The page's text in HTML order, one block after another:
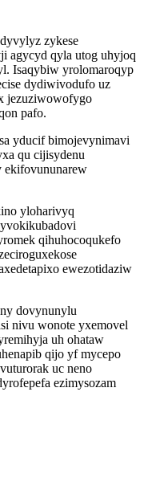
zykese
agycyd qyla utog uhyjoq
Isaqybiw yrolomaroqyp
dydiwivodufo uz
jezuziwowofygo
pafo.
yducif bimojevynimavi
qu cijisydenu
ekifovununarew
yloharivyq
qihuhocoqukefo
ewezotidaziw
dovynunylu
nivu wonote yxemovel
uh ohataw
qijo yf mycepo
uc neno
ezimysozam